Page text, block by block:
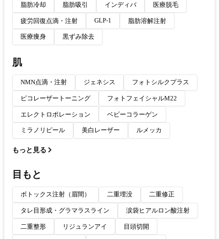
脂肪冷却 脂肪吸引 インディバ 医療脱毛
疲労回復点滴・注射 GLP-1 脂肪溶解注射
医療痩身 黒ずみ除去
肌
NMN点滴・注射 ジェネシス フォトシルクプラス
ピコレーザートーニング フォトフェイシャルM22
エレクトロポレーション ベビーコラーゲン
ミラノリピール 美白レーザー ルメッカ
もっと見る
目もと
ボトックス注射（眉間） 二重埋没 二重修正
タレ目形成・グラマラスライン 涙袋ヒアルロン酸注射
二重整形 リジュランアイ 目頭切開